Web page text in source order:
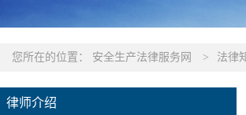
您所在的位置： 安全生产法律服务网 > 法律
律师介绍